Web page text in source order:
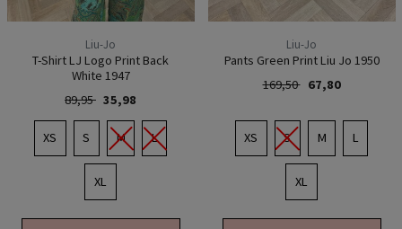
Liu-Jo
T-Shirt LJ Logo Print Back
White 1947
89,95 35,98
XS S M L
XL
Liu-Jo
Pants Green Print Liu Jo 1950
169,50 67,80
XS S M L
XL